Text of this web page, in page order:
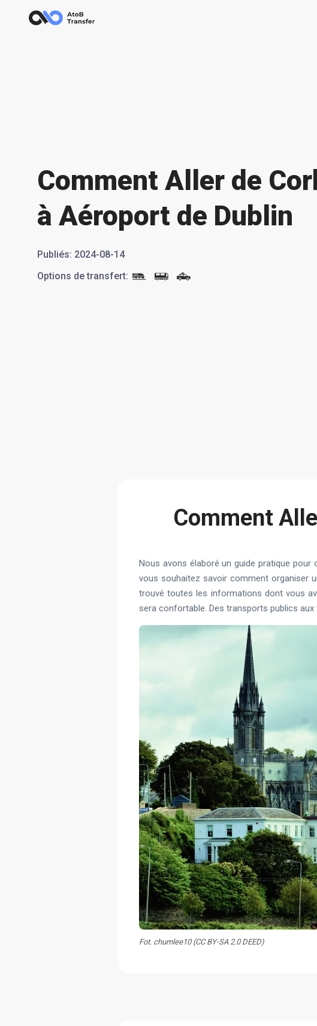
Сomment Aller de
à Aéroport de Dublin
Publiés: 2024-08-14
Options de transfert:
Сomment
Nous avons élaboré un guide pratique pour
vous souhaitez savoir comment organiser
trouvé toutes les informations dont vous
sera confortable. Des transports publics
Fot. chumlee10 (CC BY-SA 2.0 DEED)